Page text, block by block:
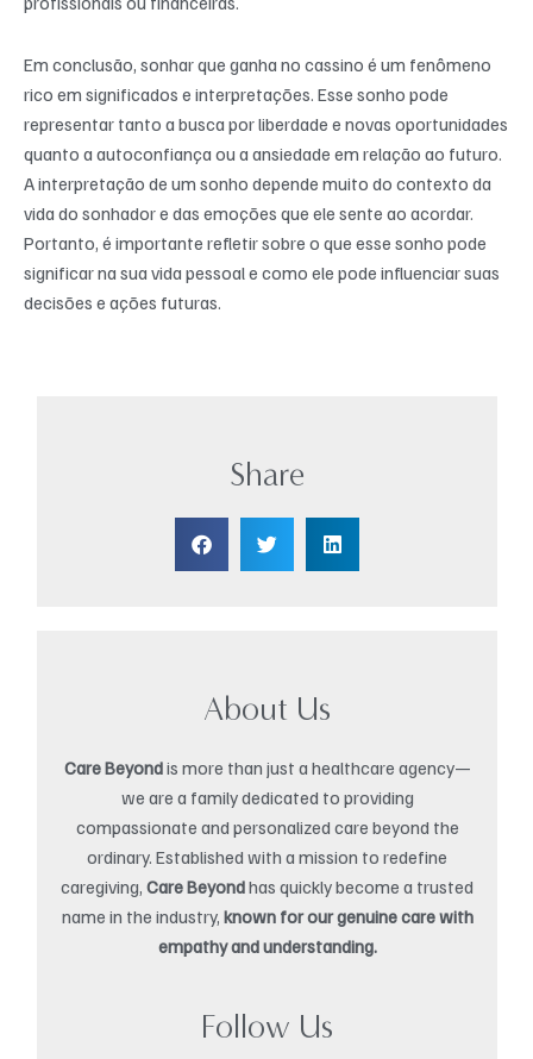
Em conclusão, sonhar que ganha no cassino é um fenômeno
rico em significados e interpretações. Esse sonho pode
representar tanto a busca por liberdade e novas oportunidades
quanto a autoconfiança ou a ansiedade em relação ao futuro.
A interpretação de um sonho depende muito do contexto da
vida do sonhador e das emoções que ele sente ao acordar.
Portanto, é importante refletir sobre o que esse sonho pode
significar na sua vida pessoal e como ele pode influenciar suas
decisões e ações futuras.
Share
About Us
Care Beyondis more than just a healthcare agency—
we are a family dedicated to providing
compassionate and personalized care beyond the
ordinary. Established with a mission to redefine
caregiving, Care Beyondhas quickly become a trusted
name in the industry, known for our genuine care with
empathy and understanding.
Follow Us